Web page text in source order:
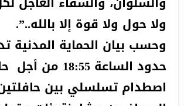
ولا حول ولا قوة إلا بالله..”.
وحسب بيان الحماية المدنية
حدود الساعة 18:55 من
اصطدام تسلسلي بين